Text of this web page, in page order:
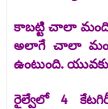
కాబట్టి చాలా మంది
అలాగే చాలా
ఉంటుంది.
రైల్వేలో 4